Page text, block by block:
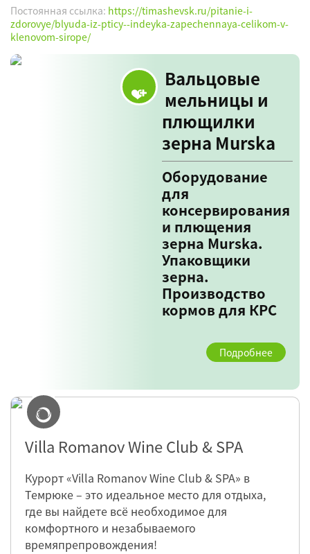
Постоянная ссылка: https://timashevsk.ru/pitanie-i-
zdorovye/blyuda-iz-pticy--indeyka-zapechennaya-celikom-v-
klenovom-sirope/
Вальцовые
мельницы и
плющилки
зерна Murska
Оборудование
для
консервирования
и плющения
зерна Murska.
Упаковщики
зерна.
Производство
кормов для КРС
Подробнее
Villa Romanov Wine Club & SPA
Курорт «Villa Romanov Wine Club & SPA» в
Темрюке – это идеальное место для отдыха,
где вы найдете всё необходимое для
комфортного и незабываемого
времяпрепровождения!